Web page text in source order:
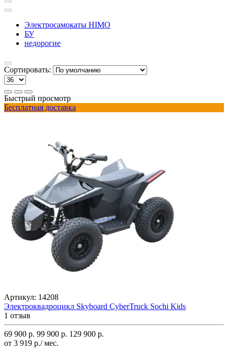
Электросамокаты HIMO
БУ
недорогие
Сортировать:
Быстрый просмотр
Бесплатная доставка
Артикул: 14208
Электроквадроцикл Skyboard CyberTruck Sochi Kids
1 отзыв
69 900 р. 99 900 р. 129 900 р.
от 3 919 р./ мес.